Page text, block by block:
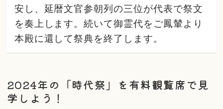
安し、延暦文官参朝列の三位が代表で祭文
を奏上します。続いて御霊代をご鳳輦より
本殿に還して祭典を終了します。
2024年の「時代祭」を有料観覧席で見
学しよう！